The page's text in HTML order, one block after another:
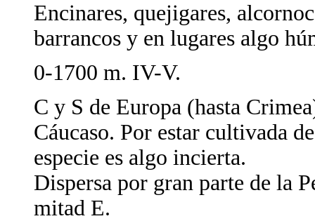
Encinares, quejigares,
barrancos y en lugares algo
0-1700 m. IV-V.
C y S de Europa (hasta
Cáucaso. Por estar cultivada
especie es algo incierta.
Dispersa por gran parte de la
mitad E.